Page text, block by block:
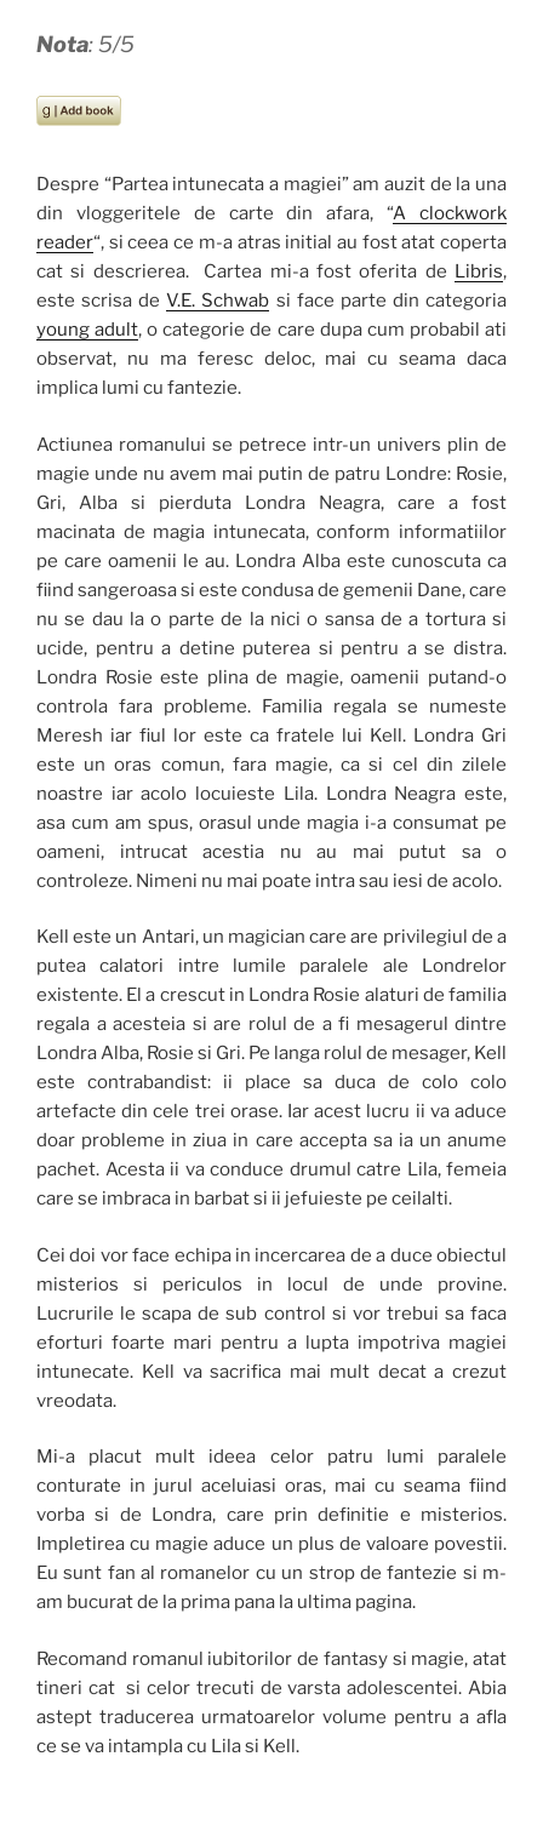
Nota: 5/5
Despre “Partea intunecata a magiei” am auzit de la una
din vloggeritele de carte din afara, “A clockwork
reader“, si ceea ce m-a atras initial au fost atat coperta
cat si descrierea. Cartea mi-a fost oferita de Libris,
este scrisa deV.E. Schwab si face parte din categoria
young adult, o categorie de care dupa cum probabil ati
observat, nu ma feresc deloc, mai cu seama daca
implica lumi cu fantezie.
Actiunea romanului se petrece intr-un univers plin de
magie unde nu avem mai putin de patru Londre: Rosie,
Gri, Alba si pierduta Londra Neagra, care a fost
macinata de magia intunecata, conform informatiilor
pe care oamenii le au. Londra Alba este cunoscuta ca
fiind sangeroasa si este condusa de gemenii Dane, care
nu se dau la o parte de la nici o sansa de a tortura si
ucide, pentru a detine puterea si pentru a se distra.
Londra Rosie este plina de magie, oamenii putand-o
controla fara probleme. Familia regala se numeste
Meresh iar fiul lor este ca fratele lui Kell. Londra Gri
este un oras comun, fara magie, ca si cel din zilele
noastre iar acolo locuieste Lila. Londra Neagra este,
asa cum am spus, orasul unde magia i-a consumat pe
oameni, intrucat acestia nu au mai putut sa o
controleze. Nimeni nu mai poate intra sau iesi de acolo.
Kell este un Antari, un magician care are privilegiul de a
putea calatori intre lumile paralele ale Londrelor
existente. El a crescut in Londra Rosie alaturi de familia
regala a acesteia si are rolul de a fi mesagerul dintre
Londra Alba, Rosie si Gri. Pe langa rolul de mesager, Kell
este contrabandist: ii place sa duca de colo colo
artefacte din cele trei orase. Iar acest lucru ii va aduce
doar probleme in ziua in care accepta sa ia un anume
pachet. Acesta ii va conduce drumul catre Lila, femeia
care se imbraca in barbat si ii jefuieste pe ceilalti.
Cei doi vor face echipa in incercarea de a duce obiectul
misterios si periculos in locul de unde provine.
Lucrurile le scapa de sub control si vor trebui sa faca
eforturi foarte mari pentru a lupta impotriva magiei
intunecate. Kell va sacrifica mai mult decat a crezut
vreodata.
Mi-a placut mult ideea celor patru lumi paralele
conturate in jurul aceluiasi oras, mai cu seama fiind
vorba si de Londra, care prin definitie e misterios.
Impletirea cu magie aduce un plus de valoare povestii.
Eu sunt fan al romanelor cu un strop de fantezie si m-
am bucurat de la prima pana la ultima pagina.
Recomand romanul iubitorilor de fantasy si magie, atat
tineri cat si celor trecuti de varsta adolescentei. Abia
astept traducerea urmatoarelor volume pentru a afla
ce se va intampla cu Lila si Kell.